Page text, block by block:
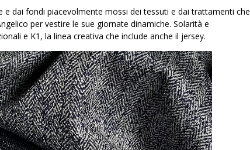
dai fondi piacevolmente mossi dei tessuti e dai trattamenti che
per vestire le sue giornate dinamiche. Solarità e
e K1, la linea creativa che include anche il jersey.